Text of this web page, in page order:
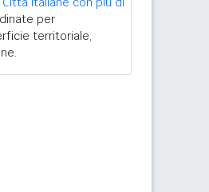
per
territoriale,